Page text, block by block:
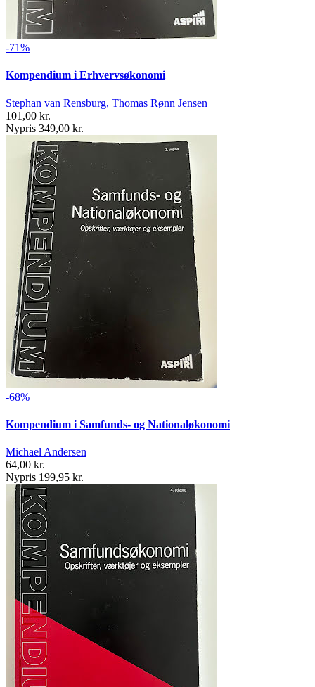
-71%
Kompendium i Erhvervsøkonomi
Stephan van Rensburg, Thomas Rønn Jensen
101,00 kr.
Nypris 349,00 kr.
-68%
Kompendium i Samfunds- og Nationaløkonomi
Michael Andersen
64,00 kr.
Nypris 199,95 kr.